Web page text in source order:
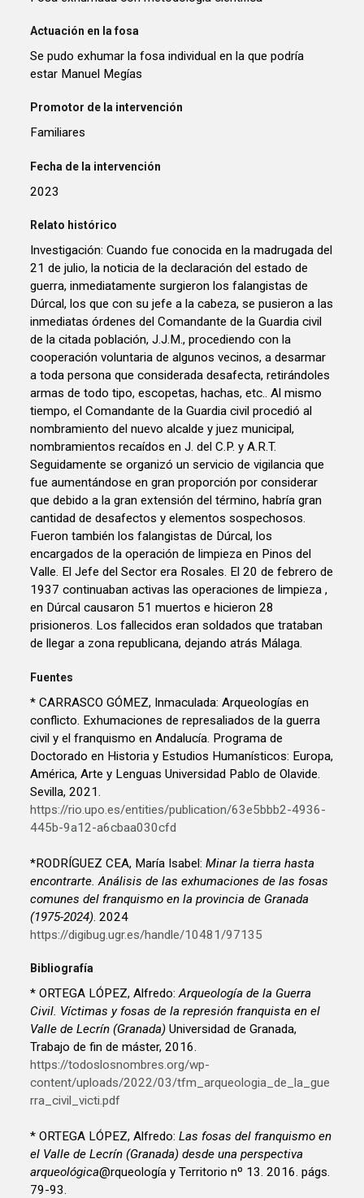
Actuación en la fosa
Se pudo exhumar la fosa individual en la que podría
estar Manuel Megías
Promotor de la intervención
Familiares
Fecha de la intervención
2023
Relato histórico
Investigación: Cuando fue conocida en la madrugada del
21 de julio, la noticia de la declaración del estado de
guerra, inmediatamente surgieron los falangistas de
Dúrcal, los que con su jefe a la cabeza, se pusieron a las
inmediatas órdenes del Comandante de la Guardia civil
de la citada población, J.J.M., procediendo con la
cooperación voluntaria de algunos vecinos, a desarmar
a toda persona que considerada desafecta, retirándoles
armas de todo tipo, escopetas, hachas, etc.. Al mismo
tiempo, el Comandante de la Guardia civil procedió al
nombramiento del nuevo alcalde y juez municipal,
nombramientos recaídos en J. del C.P. y A.R.T.
Seguidamente se organizó un servicio de vigilancia que
fue aumentándose en gran proporción por considerar
que debido a la gran extensión del término, habría gran
cantidad de desafectos y elementos sospechosos.
Fueron también los falangistas de Dúrcal, los
encargados de la operación de limpieza en Pinos del
Valle. El Jefe del Sector era Rosales. El 20 de febrero de
1937 continuaban activas las operaciones de limpieza ,
en Dúrcal causaron 51 muertos e hicieron 28
prisioneros. Los fallecidos eran soldados que trataban
de llegar a zona republicana, dejando atrás Málaga.
Fuentes
* CARRASCO GÓMEZ, Inmaculada: Arqueologías en
conflicto. Exhumaciones de represaliados de la guerra
civil y el franquismo en Andalucía. Programa de
Doctorado en Historia y Estudios Humanísticos: Europa,
América, Arte y Lenguas Universidad Pablo de Olavide.
Sevilla, 2021.
https://rio.upo.es/entities/publication/63e5bbb2-4936-
445b-9a12-a6cbaa030cfd
*RODRÍGUEZ CEA, María Isabel:Minar la tierra hasta
encontrarte. Análisis de las exhumaciones de las fosas
comunes del franquismo en la provincia de Granada
(1975-2024) . 2024
https://digibug.ugr.es/handle/10481/97135
Bibliografía
* ORTEGA LÓPEZ, Alfredo:Arqueología de la Guerra
Civil. Víctimas y fosas de la represión franquista en el
Valle de Lecrín (Granada) Universidad de Granada,
Trabajo de fin de máster, 2016.
https://todoslosnombres.org/wp-
content/uploads/2022/03/tfm_arqueologia_de_la_gue
rra_civil_victi.pdf
* ORTEGA LÓPEZ, Alfredo:Las fosas del franquismo en
el Valle de Lecrín (Granada) desde una perspectiva
arqueológica@rqueología y Territorio nº 13. 2016. págs.
79-93.